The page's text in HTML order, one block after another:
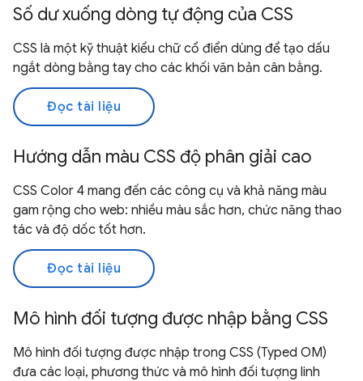
Số dư xuống dòng tự động của CSS
CSS là một kỹ thuật kiểu chữ cổ điển dùng để tạo dấu
ngắt dòng bằng tay cho các khối văn bản cân bằng.
Đọc tài liệu
Hướng dẫn màu CSS độ phân giải cao
CSS Color 4 mang đến các công cụ và khả năng màu
gam rộng cho web: nhiều màu sắc hơn, chức năng thao
tác và độ dốc tốt hơn.
Đọc tài liệu
Mô hình đối tượng được nhập bằng CSS
Mô hình đối tượng được nhập trong CSS (Typed OM)
đưa các loại, phương thức và mô hình đối tượng linh